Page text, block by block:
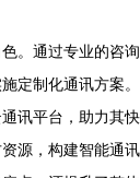
。通过专业的咨询
定制化通讯方案。
讯平台，助力其快
源，构建智能通讯